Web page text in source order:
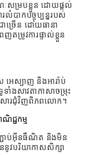
សម្របខ្លួន ដោយផ្តល់
បាកបច្ចុប្បន្នរបស់
ាច្រើន ដោយធានា
តម្រូវការផ្ទាល់ខ្លួន
អេស្បាញ និងអារ៉ាប់
ាំងសាវតាភាសាចម្រុះ
រួសារជុំវិញពិភពលោក។
ណិជ្ជកម្ម
ភ្ជាប់​អ៊ីនធឺណិត និង​មិន​
នូវ​បរិយាកាស​សិក្សា​